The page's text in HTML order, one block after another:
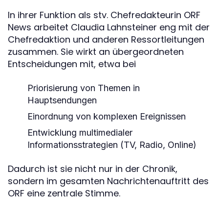
In ihrer Funktion als stv. Chefredakteurin ORF
News arbeitet Claudia Lahnsteiner eng mit der
Chefredaktion und anderen Ressortleitungen
zusammen. Sie wirkt an übergeordneten
Entscheidungen mit, etwa bei
Priorisierung von Themen in
Hauptsendungen
Einordnung von komplexen Ereignissen
Entwicklung multimedialer
Informationsstrategien (TV, Radio, Online)
Dadurch ist sie nicht nur in der Chronik,
sondern im gesamten Nachrichtenauftritt des
ORF eine zentrale Stimme.